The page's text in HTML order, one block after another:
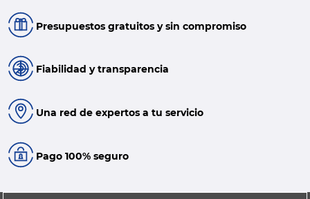
Presupuestos gratuitos y sin compromiso
Fiabilidad y transparencia
Una red de expertos a tu servicio
Pago 100% seguro